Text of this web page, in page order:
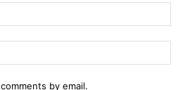
by email.